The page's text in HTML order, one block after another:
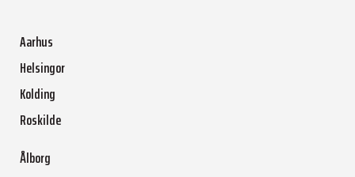
Aarhus
Helsingor
Kolding
Roskilde
Ålborg